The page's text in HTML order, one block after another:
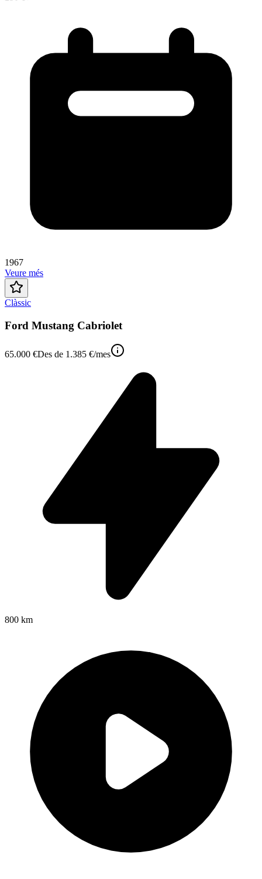
1967
Veure més
Clàssic
Ford Mustang Cabriolet
65.000 €Des de 1.385 €/mes
800 km